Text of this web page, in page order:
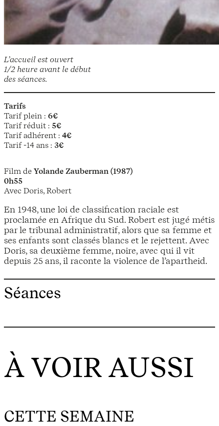
L’accueil est ouvert
1/2 heure avant le début
des séances.
Tarifs
Tarif plein : 6€
Tarif réduit : 5€
Tarif adhérent : 4€
Tarif -14 ans : 3€
Film de Yolande Zauberman (1987)
0h55
Avec Doris, Robert
En 1948, une loi de classification raciale est
proclamée en Afrique du Sud. Robert est jugé métis
par le tribunal administratif, alors que sa femme et
ses enfants sont classés blancs et le rejettent. Avec
Doris, sa deuxième femme, noire, avec qui il vit
depuis 25 ans, il raconte la violence de l’apartheid.
Séances
À VOIR AUSSI
CETTE SEMAINE